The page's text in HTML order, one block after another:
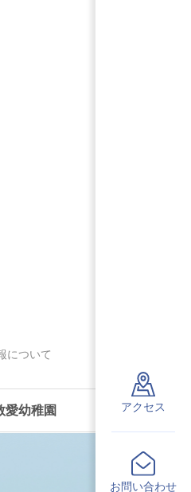
アクセス
お問い合わせ
について
愛幼稚園